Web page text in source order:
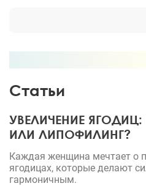
Статьи
УВЕЛИЧЕНИЕ
ИЛИ ЛИПОФИЛИНГ?
Каждая женщина мечтает о
ягодицах, которые делают
гармоничным.